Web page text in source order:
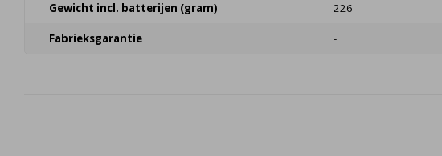
Gewicht incl. batterijen (gram) 226
Fabrieksgarantie -